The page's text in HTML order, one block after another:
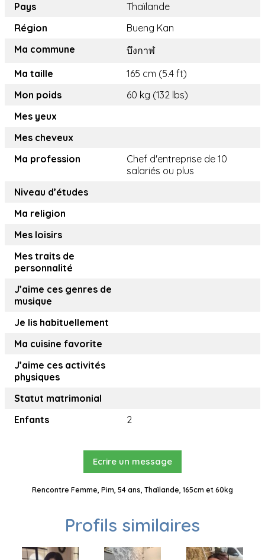
Pays
Thaïlande
Région
Bueng Kan
Ma commune
บึงกาฬ
Ma taille
165 cm (5.4 ft)
Mon poids
60 kg (132 lbs)
Mes yeux
Mes cheveux
Ma profession
Chef d'entreprise de 10
salariés ou plus
Niveau d’études
Ma religion
Mes loisirs
Mes traits de
personnalité
J’aime ces genres de
musique
Je lis habituellement
Ma cuisine favorite
J’aime ces activités
physiques
Statut matrimonial
Enfants
2
Ecrire un message
Rencontre Femme, Pim, 54 ans, Thaïlande, 165cm et 60kg
Profils similaires